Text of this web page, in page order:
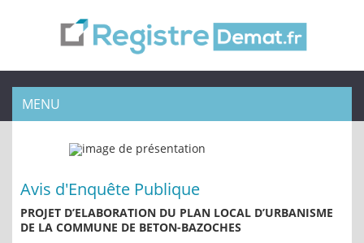
MENU
Avis d'Enquête Publique
PROJET D’ELABORATION DU PLAN LOCAL D’URBANISME
DE LA COMMUNE DE BETON-BAZOCHES